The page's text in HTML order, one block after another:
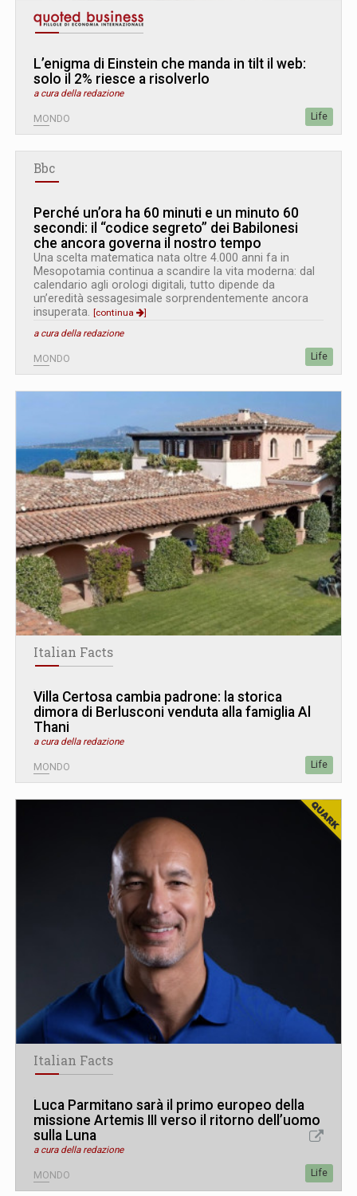
L’enigma di Einstein che manda in tilt il web:
solo il 2% riesce a risolverlo
a cura della redazione
MONDO Life
Bbc
Perché un’ora ha 60 minuti e un minuto 60
secondi: il “codice segreto” dei Babilonesi
che ancora governa il nostro tempo
Una scelta matematica nata oltre 4.000 anni fa in
Mesopotamia continua a scandire la vita moderna: dal
calendario agli orologi digitali, tutto dipende da
un’eredità sessagesimale sorprendentemente ancora
insuperata. [continua
]
a cura della redazione
MONDO Life
Italian Facts
Villa Certosa cambia padrone: la storica
dimora di Berlusconi venduta alla famiglia Al
Thani
a cura della redazione
MONDO Life
Italian Facts
Luca Parmitano sarà il primo europeo della
missione Artemis III verso il ritorno dell’uomo
sulla Luna
a cura della redazione
MONDO Life